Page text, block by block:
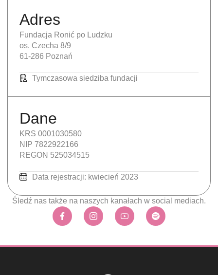
Adres
Fundacja Ronić po Ludzku
os. Czecha 8/9
61-286 Poznań
Tymczasowa siedziba fundacji
Dane
KRS 0001030580
NIP 7822922166
REGON 525034515
Data rejestracji: kwiecień 2023
Śledź nas także na naszych kanałach w social mediach.